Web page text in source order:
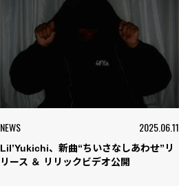
NEWS 2025.06.11
Lil’Yukichi、新曲“ちいさなしあわせ”リ
リース ＆ リリックビデオ公開